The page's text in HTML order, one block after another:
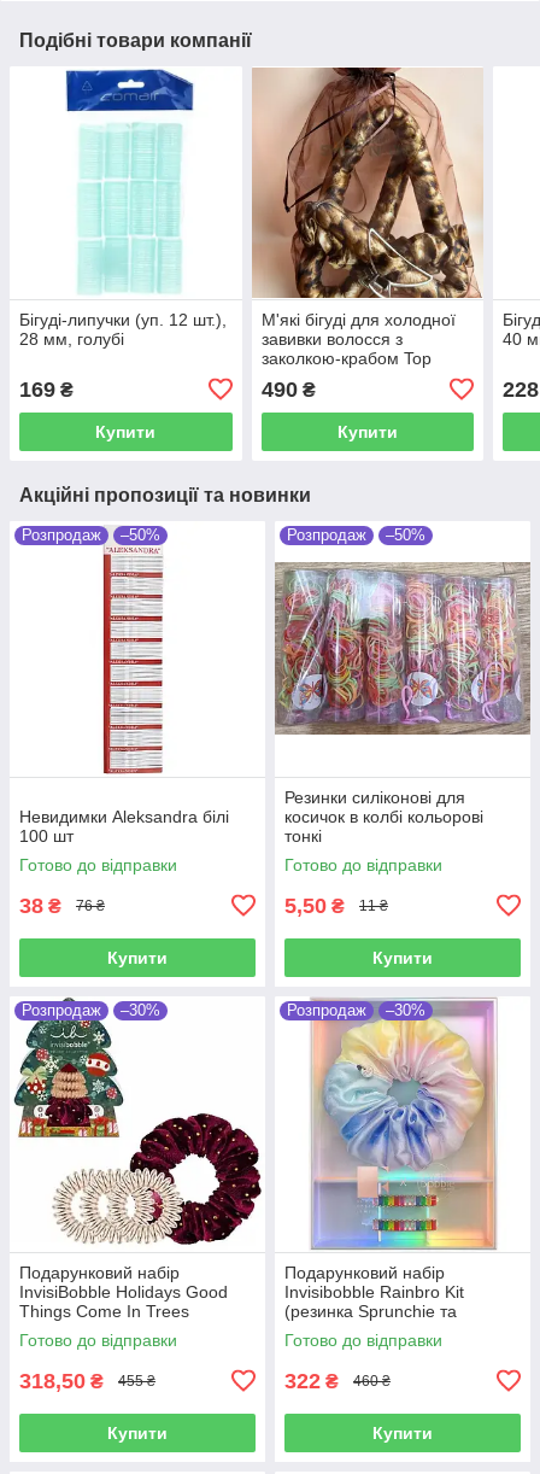
Подібні товари компанії
Бігуді-липучки (уп. 12 шт.),
28 мм, голубі
169 ₴
Купити
М'які бігуді для холодної
завивки волосся з
заколкою-крабом Top
490₴
Купити
40
Акційні пропозиції та новинки
Розпродаж –50%
Невидимки Aleksandra білі
100 шт
Готово до відправки
38 ₴ 76 ₴
Купити
Розпродаж –50%
Резинки силіконові для
косичок в колбі кольорові
тонкі
Готово до відправки
5,50 ₴ 11 ₴
Купити
Розпродаж –30%
Подарунковий набір
InvisiBobble Holidays Good
Things Come In Trees
Готово до відправки
318,50 ₴ 455 ₴
Купити
Розпродаж –30%
Подарунковий набір
Invisibobble Rainbro Kit
(резинка Sprunchie та
заколка для волосся)
Готово до відправки
322 ₴ 460 ₴
Купити